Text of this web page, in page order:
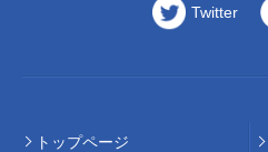
Twitter
トップページ